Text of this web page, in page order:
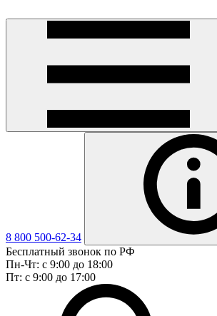
8 800 500-62-34
Бесплатный звонок по РФ
Пн-Чт: с 9:00 до 18:00
Пт: с 9:00 до 17:00